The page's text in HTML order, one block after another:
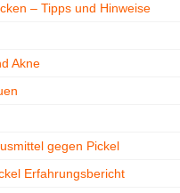
– Tipps und Hinweise
Akne
gegen Pickel
Erfahrungsbericht